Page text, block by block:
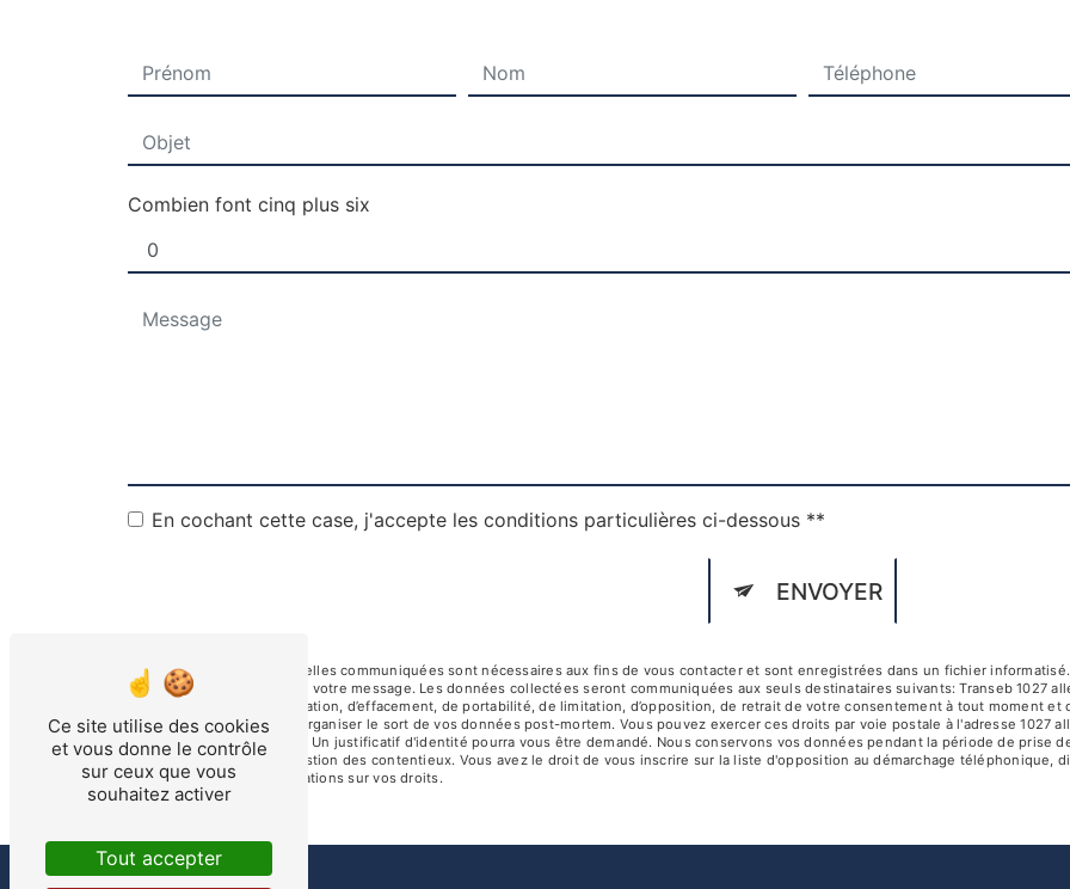
Combien font cinq plus six
En cochant cette case, j'accepte les conditions particulières ci-dessous **
ENVOYER
** Les données personnelles communiquées sont nécessaires aux fins de vous contacter et sont enregistrées dans un fichier
le seul but de répondre à votre message. Les données collectées seront communiquées aux seuls destinataires suivants: Transeb 1027
droits d’accès, de rectification, d’effacement, de portabilité, de limitation, d’opposition, de retrait de votre consentement à tout moment
de contrôle, ainsi que d’organiser le sort de vos données post-mortem. Vous pouvez exercer ces droits par voie postale à l'adresse 1027
électronique à l'adresse . Un justificatif d'identité pourra vous être demandé. Nous conservons vos données pendant la période de prise
fins probatoires et de gestion des contentieux. Vous avez le droit de vous inscrire sur la liste d'opposition au démarchage téléphonique,
cnil.fr pour plus d’informations sur vos droits.
Ce site utilise des cookies
et vous donne le contrôle
sur ceux que vous
souhaitez activer
Tout accepter